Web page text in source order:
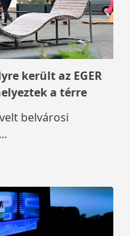
került az EGER
a térre
belvárosi
...